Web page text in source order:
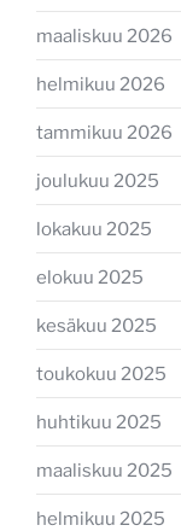
maaliskuu 2026
helmikuu 2026
tammikuu 2026
joulukuu 2025
lokakuu 2025
elokuu 2025
kesäkuu 2025
toukokuu 2025
huhtikuu 2025
maaliskuu 2025
helmikuu 2025